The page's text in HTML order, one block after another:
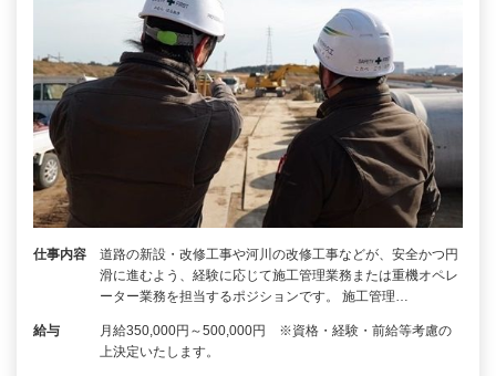
仕事内容
道路の新設・改修工事や河川の改修工事などが、安全かつ円
滑に進むよう、経験に応じて施工管理業務または重機オペレ
ーター業務を担当するポジションです。 施工管理…
給与
月給350,000円～500,000円 ※資格・経験・前給等考慮の
上決定いたします。